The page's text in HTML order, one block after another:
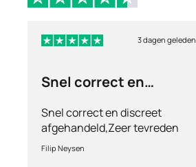
3 dagen geleden
Snel correct en
Snel correct en discreet
afgehandeld,Zeer tevreden
met de service en patiënt
vriendelijkheid.Vermoedelijk
Filip Neysen